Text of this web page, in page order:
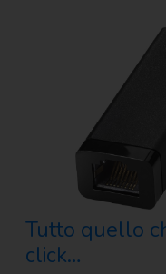
Tutto quello
click…